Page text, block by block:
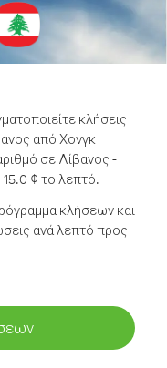
κλήσεις
από Χονγκ
σε Λίβανος -
¢ το λεπτό.
κλήσεων και
ανά λεπτό προς